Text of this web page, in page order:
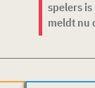
spelers
meldt nu